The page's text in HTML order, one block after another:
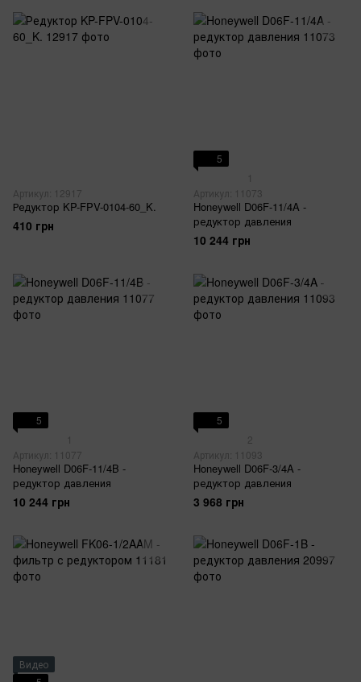
Артикул: 12917
Редуктор KP-FPV-0104-60_K.
410 грн
5
1
Артикул: 11073
Honeywell D06F-11/4A -
редуктор давления
10 244 грн
5
1
Артикул: 11077
Honeywell D06F-11/4B -
редуктор давления
10 244 грн
5
2
Артикул: 11093
Honeywell D06F-3/4A -
редуктор давления
3 968 грн
Видео